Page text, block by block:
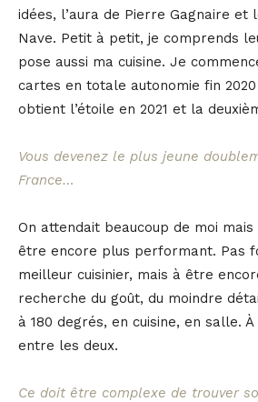
idées, l’aura de Pierre Gagnaire et
Nave. Petit à petit, je comprends
pose aussi ma cuisine. Je
cartes en totale autonomie fin 2020
obtient l’étoile en 2021 et la
Vous devenez le plus jeune
France…
On attendait beaucoup de moi mais
être encore plus performant. Pas
meilleur cuisinier, mais à être
recherche du goût, du moindre
à 180 degrés, en cuisine, en salle.
entre les deux.
Ce doit être complexe de trouver